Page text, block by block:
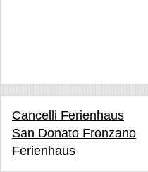
Cancelli Ferienhaus
San Donato Fronzano
Ferienhaus